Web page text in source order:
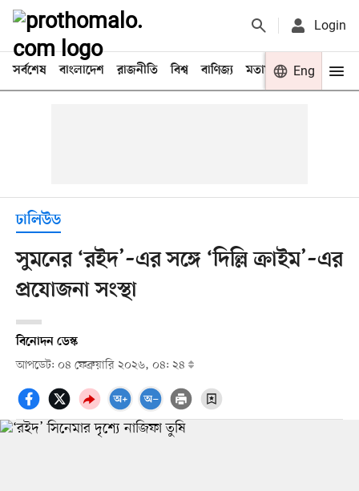
Login
সর্বশেষ বাংলাদেশ রাজনীতি বিশ্ব বাণিজ্য মতামত খেলা
Eng
ঢালিউড
সুমনের ‘রইদ’–এর সঙ্গে ‘দিল্লি ক্রাইম’–এর
প্রযোজনা সংস্থা
বিনোদন ডেস্ক
আপডেট: ০৪ ফেব্রুয়ারি ২০২৬, ০৪: ২৪